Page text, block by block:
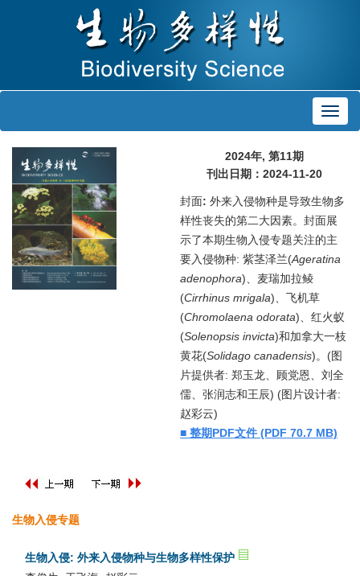
2024年, 第11期
刊出日期：2024-11-20
封面: 外来入侵物种是导致生物多
样性丧失的第二大因素。封面展
示了本期生物入侵专题关注的主
要入侵物种: 紫茎泽兰(Ageratina
adenophora)、麦瑞加拉鲮
(Cirrhinus mrigala)、飞机草
(Chromolaena odorata)、红火蚁
(Solenopsis invicta)和加拿大一枝
黄花(Solidago canadensis)。(图
片提供者: 郑玉龙、顾党恩、刘全
儒、张润志和王辰) (图片设计者:
赵彩云)
■ 整期PDF文件 (PDF 70.7 MB)
生物入侵专题
生物入侵: 外来入侵物种与生物多样性保护